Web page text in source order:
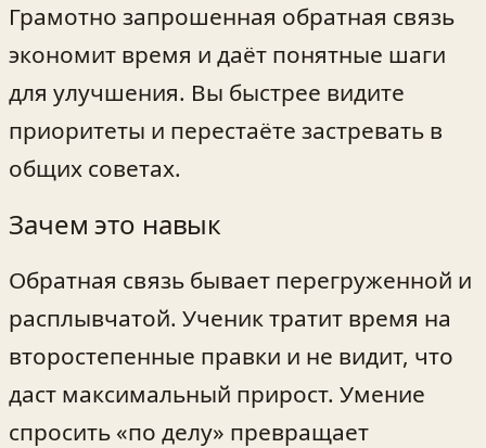
Грамотно запрошенная обратная связь
экономит время и даёт понятные шаги
для улучшения. Вы быстрее видите
приоритеты и перестаёте застревать в
общих советах.
Зачем это навык
Обратная связь бывает перегруженной и
расплывчатой. Ученик тратит время на
второстепенные правки и не видит, что
даст максимальный прирост. Умение
спросить «по делу» превращает